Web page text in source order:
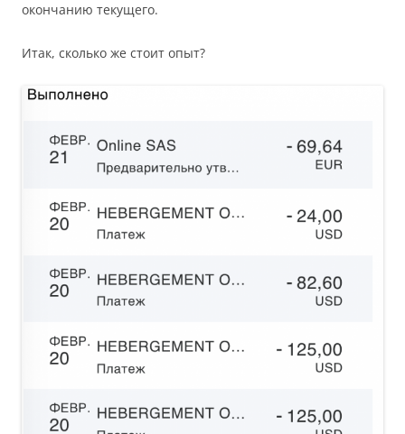
окончанию текущего.
Итак, сколько же стоит опыт?